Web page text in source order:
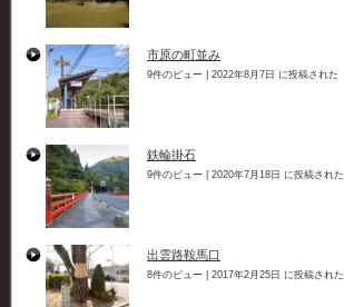
市原の町並み
9件のビュー 2022年8月7日 に投稿された
鉄輪掛石
9件のビュー 2020年7月18日 に投稿された
出雲路鞍馬口
8件のビュー 2017年2月25日 に投稿された